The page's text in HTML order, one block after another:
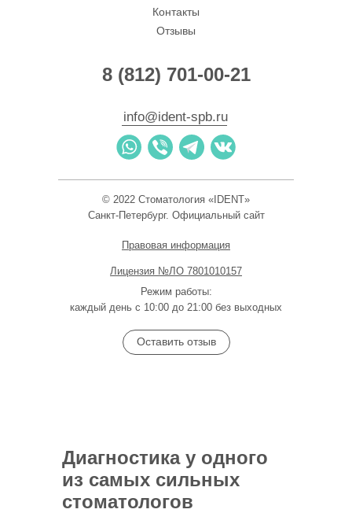
Стоматологическая клиника в Санкт‑Петербурге
Зуботехническая лаборатория в Санкт‑Петербурге
© 2022 Стоматология «IDENT»
Санкт-Петербург. Официальный сайт
8 (812) 701-00-21
Отзывы
Контакты
info@ident-spb.ru
Режим работы:
каждый день с 10:00 до 21:00 без выходных
Оставить отзыв
Правовая информация
Лицензия №ЛО 7801010157
Диагностика у одного
из самых сильных
стоматологов